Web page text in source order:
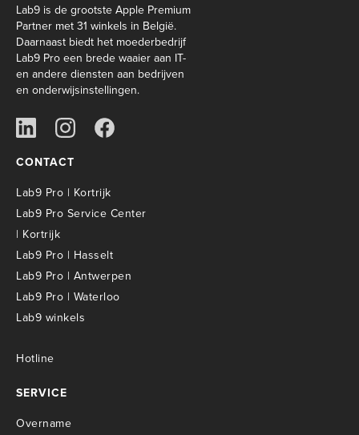
Lab9 is de grootste Apple Premium
Partner met 31 winkels in België.
Daarnaast biedt het moederbedrijf
Lab9 Pro een brede waaier aan IT-
en andere diensten aan bedrijven
en onderwijsinstellingen.
CONTACT
Lab9 Pro | Kortrijk
Lab9 Pro Service Center
| Kortrijk
Lab9 Pro | Hasselt
Lab9 Pro | Antwerpen
Lab9 Pro | Waterloo
Lab9 winkels
Hotline
SERVICE
Overname